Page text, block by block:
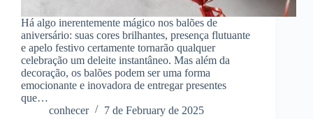
Há algo inerentemente mágico nos balões de
aniversário: suas cores brilhantes, presença flutuante
e apelo festivo certamente tornarão qualquer
celebração um deleite instantâneo. Mas além da
decoração, os balões podem ser uma forma
emocionante e inovadora de entregar presentes
que…
conhecer
7 de February de 2025